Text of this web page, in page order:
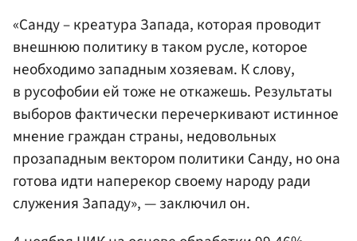
«Санду – креатура Запада, которая проводит
внешнюю политику в таком русле, которое
необходимо западным хозяевам. К слову,
в русофобии ей тоже не откажешь. Результаты
выборов фактически перечеркивают истинное
мнение граждан страны, недовольных
прозападным вектором политики Санду, но она
готова идти наперекор своему народу ради
служения Западу», — заключил он.